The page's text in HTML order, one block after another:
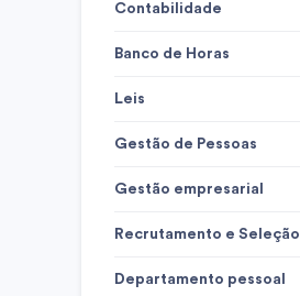
Contabilidade
Banco de Horas
Leis
Gestão de Pessoas
Gestão empresarial
Recrutamento e Seleção
Departamento pessoal